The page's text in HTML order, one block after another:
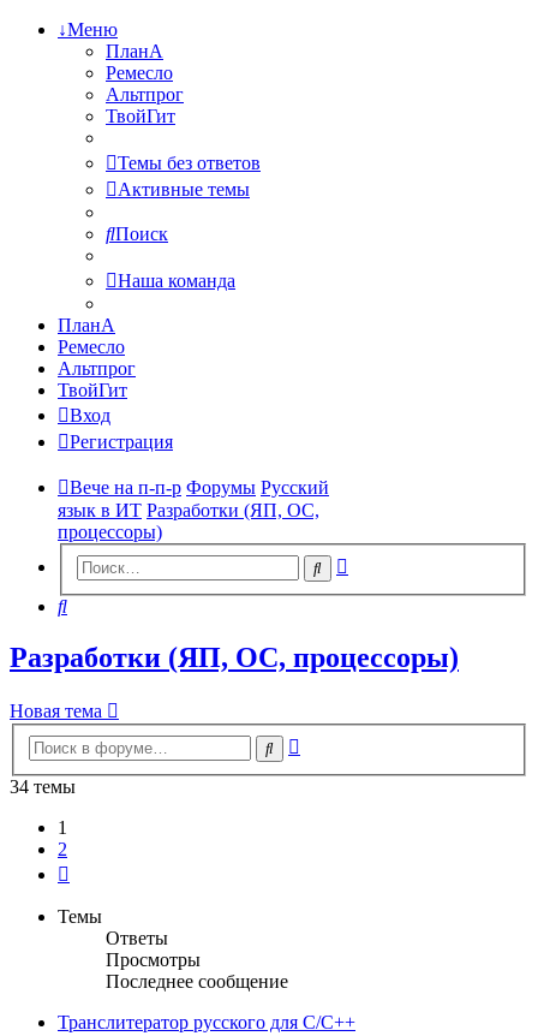
↓Меню
ПланА
Ремесло
Альтпрог
ТвойГит
Темы без ответов
Активные темы
Поиск
Наша команда
ПланА
Ремесло
Альтпрог
ТвойГит
Вход
Регистрация
Вече на п-п-р Форумы Русский
язык в ИТ Разработки (ЯП, ОС,
процессоры)
Поиск
Поиск
Разработки (ЯП, ОС, процессоры)
Новая тема
Поиск
34 темы
1
2
Темы
Ответы
Просмотры
Последнее сообщение
Транслитератор русского для С/С++